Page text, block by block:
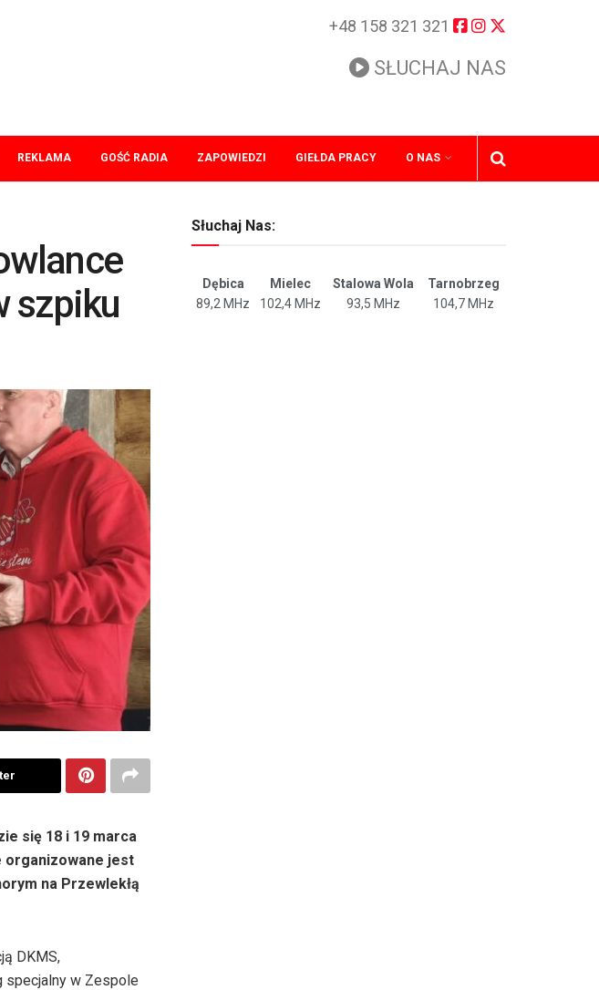
+48 158 321 321
SŁUCHAJ NAS
REKLAMA GOŚĆ RADIA ZAPOWIEDZI GIEŁDA PRACY O NAS
szpiku
się 18 i 19 marca
organizowane jest
na Przewlekłą
DKMS,
specjalny w Zespole
Słuchaj Nas:
Dębica Mielec Stalowa Wola
Tarnobrzeg
89,2 MHz
102,4 MHz 93,5 MHz 104,7 MHz